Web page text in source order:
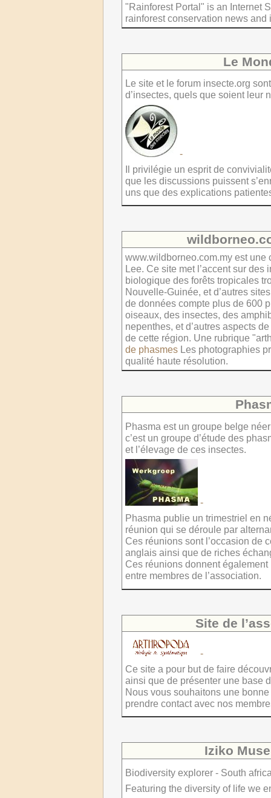
"Rainforest Portal" is an Internet
rainforest conservation news and
Le
Le site et le forum insecte.org
d’insectes, quels que soient leur
-
Il privilégie un esprit de
que les discussions puissent
uns que des explications
www.wildborneo.com.my est une
Lee. Ce site met l’accent sur des
biologique des forêts tropicales
Nouvelle-Guinée, et d’autres
de données compte plus de 600
oiseaux, des insectes, des
nepenthes, et d’autres aspects
de cette région. Une rubrique
de phasmes Les photographies
qualité haute résolution.
Phasma est un groupe belge
c’est un groupe d’étude des
et l’élevage de ces insectes.
-
Phasma publie un trimestriel en
réunion qui se déroule par
Ces réunions sont l’occasion de
anglais ainsi que de riches
Ces réunions donnent également
entre membres de l’association.
Site de
-
Ce site a pour but de faire
ainsi que de présenter une base
Nous vous souhaitons une
prendre contact avec nos
Iziko
Biodiversity explorer - South
Featuring the diversity of life we